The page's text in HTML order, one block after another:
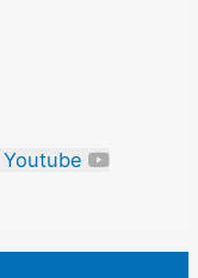
Youtube